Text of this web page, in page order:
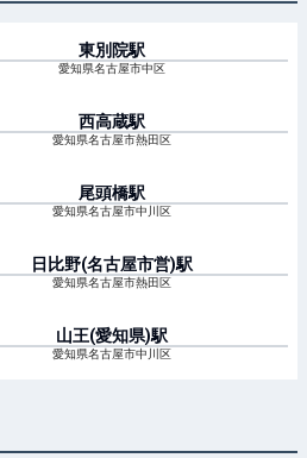
東別院駅
愛知県名古屋市中区
西高蔵駅
愛知県名古屋市熱田区
尾頭橋駅
愛知県名古屋市中川区
日比野(名古屋市営)駅
愛知県名古屋市熱田区
山王(愛知県)駅
愛知県名古屋市中川区